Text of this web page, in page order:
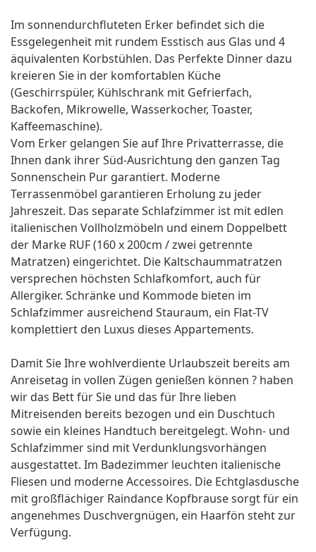
Im sonnendurchfluteten Erker befindet sich die
Essgelegenheit mit rundem Esstisch aus Glas und 4
äquivalenten Korbstühlen. Das Perfekte Dinner dazu
kreieren Sie in der komfortablen Küche
(Geschirrspüler, Kühlschrank mit Gefrierfach,
Backofen, Mikrowelle, Wasserkocher, Toaster,
Kaffeemaschine).
Vom Erker gelangen Sie auf Ihre Privatterrasse, die
Ihnen dank ihrer Süd-Ausrichtung den ganzen Tag
Sonnenschein Pur garantiert. Moderne
Terrassenmöbel garantieren Erholung zu jeder
Jahreszeit. Das separate Schlafzimmer ist mit edlen
italienischen Vollholzmöbeln und einem Doppelbett
der Marke RUF (160 x 200cm / zwei getrennte
Matratzen) eingerichtet. Die Kaltschaummatratzen
versprechen höchsten Schlafkomfort, auch für
Allergiker. Schränke und Kommode bieten im
Schlafzimmer ausreichend Stauraum, ein Flat-TV
komplettiert den Luxus dieses Appartements.
Damit Sie Ihre wohlverdiente Urlaubszeit bereits am
Anreisetag in vollen Zügen genießen können ? haben
wir das Bett für Sie und das für Ihre lieben
Mitreisenden bereits bezogen und ein Duschtuch
sowie ein kleines Handtuch bereitgelegt. Wohn- und
Schlafzimmer sind mit Verdunklungsvorhängen
ausgestattet. Im Badezimmer leuchten italienische
Fliesen und moderne Accessoires. Die Echtglasdusche
mit großflächiger Raindance Kopfbrause sorgt für ein
angenehmes Duschvergnügen, ein Haarfön steht zur
Verfügung.